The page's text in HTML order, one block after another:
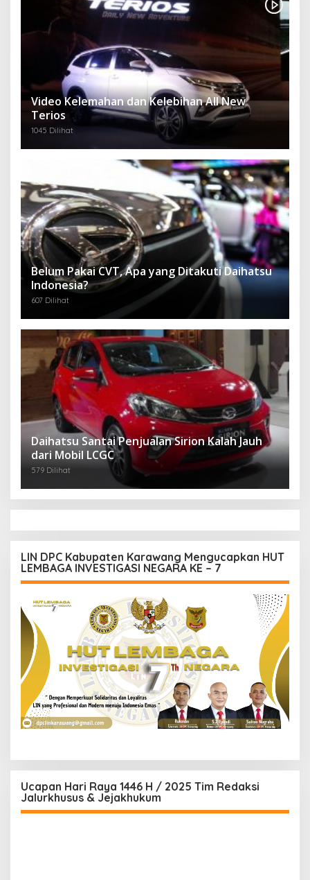
Video Kelemahan dan Kelebihan All New
Terios
1045 Dilihat
Belum Pakai CVT, Apa yang Ditakuti Daihatsu
Indonesia?
607 Dilihat
Daihatsu Santai Penjualan Sirion Kalah Jauh
dari Mobil LCGC
579 Dilihat
LIN DPC Kabupaten Karawang Mengucapkan HUT
LEMBAGA INVESTIGASI NEGARA KE – 7
Ucapan Hari Raya 1446 H / 2025 Tim Redaksi
Jalurkhusus & Jejakhukum